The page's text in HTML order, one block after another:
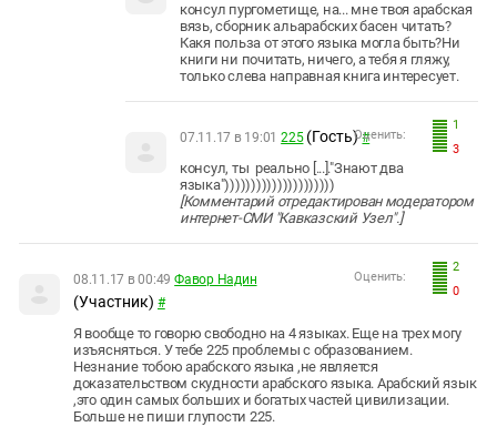
консул пургометище, на... мне твоя арабская
вязь, сборник альарабских басен читать?
Какя польза от этого языка могла быть?Ни
книги ни почитать, ничего, а тебя я гляжу,
только слева направная книга интересует.
1
3
Оценить:
07.11.17 в 19:01 225 (Гость) #
консул, ты реально [...]."Знают два
языка")))))))))))))))))))))
[Комментарий отредактирован модератором
интернет-СМИ "Кавказский Узел".]
2
0
Оценить:
08.11.17 в 00:49 Фавор Надин
(Участник) #
Я вообще то говорю свободно на 4 языках. Еще на трех могу
изъясняться. У тебе 225 проблемы с образованием.
Незнание тобою арабского языка ,не является
доказательством скудности арабского языка. Арабский язык
,это один самых больших и богатых частей цивилизации.
Больше не пиши глупости 225.